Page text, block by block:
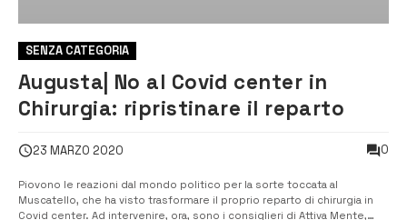
SENZA CATEGORIA
Augusta| No al Covid center in
Chirurgia: ripristinare il reparto
23 MARZO 2020 0
Piovono le reazioni dal mondo politico per la sorte toccata al
Muscatello, che ha visto trasformare il proprio reparto di chirurgia in
Covid center. Ad intervenire, ora, sono i consiglieri di Attiva Mente,